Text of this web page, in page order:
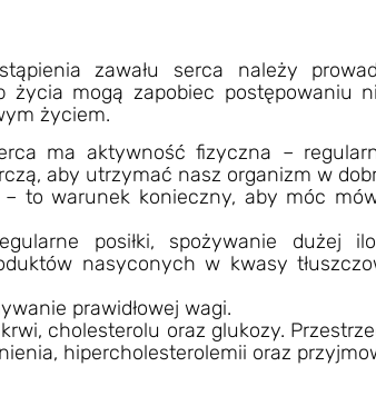
zawału serca należy
mogą zapobiec postępowaniu
życiem.
ma aktywność fizyczna –
aby utrzymać nasz organizm w
to warunek konieczny, aby móc
posiłki, spożywanie dużej
nasyconych w kwasy
prawidłowej wagi.
cholesterolu oraz glukozy.
hipercholesterolemii oraz